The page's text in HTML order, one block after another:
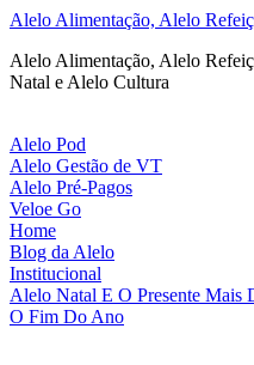
Alelo Alimentação, Alelo
Alelo Alimentação, Alelo
Natal e Alelo Cultura
Alelo Pod
Alelo Gestão de VT
Alelo Pré-Pagos
Veloe Go
Home
Blog da Alelo
Institucional
Alelo Natal E O Presente Mais
O Fim Do Ano